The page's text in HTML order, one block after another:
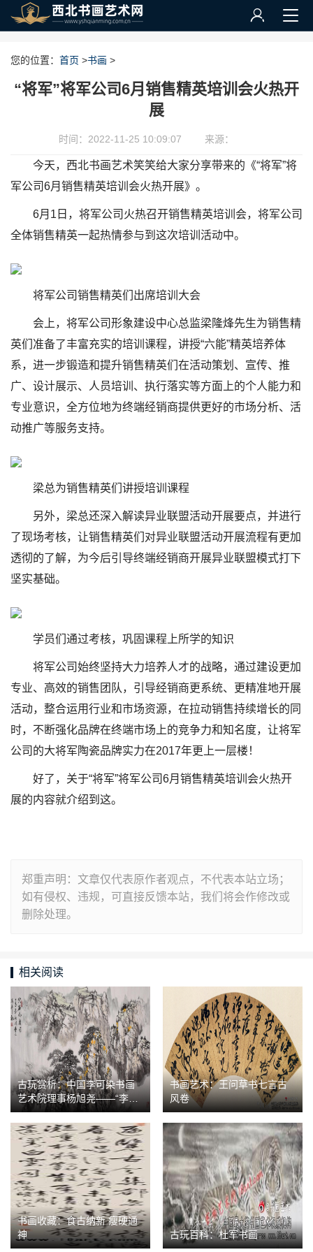
您的位置： 首页 >书画 >
“将军”将军公司6月销售精英培训会火热开
展
时间：2022-11-25 10:09:07 来源：
今天，西北书画艺术笑笑给大家分享带来的《“将军”将
军公司6月销售精英培训会火热开展》。
6月1日，将军公司火热召开销售精英培训会，将军公司
全体销售精英一起热情参与到这次培训活动中。
将军公司销售精英们出席培训大会
会上，将军公司形象建设中心总监梁隆烽先生为销售精
英们准备了丰富充实的培训课程，讲授“六能”精英培养体
系，进一步锻造和提升销售精英们在活动策划、宣传、推
广、设计展示、人员培训、执行落实等方面上的个人能力和
专业意识，全方位地为终端经销商提供更好的市场分析、活
动推广等服务支持。
梁总为销售精英们讲授培训课程
另外，梁总还深入解读异业联盟活动开展要点，并进行
了现场考核，让销售精英们对异业联盟活动开展流程有更加
透彻的了解，为今后引导终端经销商开展异业联盟模式打下
坚实基础。
学员们通过考核，巩固课程上所学的知识
将军公司始终坚持大力培养人才的战略，通过建设更加
专业、高效的销售团队，引导经销商更系统、更精准地开展
活动，整合运用行业和市场资源，在拉动销售持续增长的同
时，不断强化品牌在终端市场上的竞争力和知名度，让将军
公司的大将军陶瓷品牌实力在2017年更上一层楼！
好了，关于“将军”将军公司6月销售精英培训会火热开
展的内容就介绍到这。
郑重声明：文章仅代表原作者观点，不代表本站立场；
如有侵权、违规，可直接反馈本站，我们将会作修改或
删除处理。
相关阅读
古玩赏析：中国李可染书画
艺术院理事杨旭尧——“李家
山水”经典传承
书画艺术：王问草书七言古
风卷
书画收藏：食古纳新 瘦硬通
神
古玩百科：杜军书画